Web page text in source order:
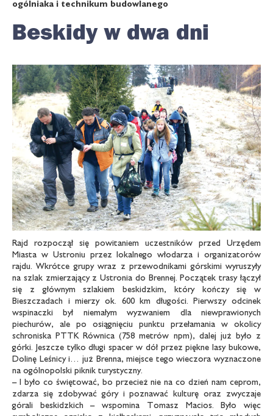
ogólniaka i technikum budowlanego
Beskidy w dwa dni
Rajd rozpoczął się powitaniem uczestników przed Urzędem
Miasta w Ustroniu przez lokalnego włodarza i organizatorów
rajdu. Wkrótce grupy wraz z przewodnikami górskimi wyruszyły
na szlak zmierzający z Ustronia do Brennej. Początek trasy łączył
się z głównym szlakiem beskidzkim, który kończy się w
Bieszczadach i mierzy ok. 600 km długości. Pierwszy odcinek
wspinaczki był niemałym wyzwaniem dla niewprawionych
piechurów, ale po osiągnięciu punktu przełamania w okolicy
schroniska PTTK Równica (758 metrów npm), dalej już było z
górki. Jeszcze tylko długi spacer w dół przez piękne lasy bukowe,
Dolinę Leśnicy i… już Brenna, miejsce tego wieczora wyznaczone
na ogólnopolski piknik turystyczny.
– I było co świętować, bo przecież nie na co dzień nam ceprom,
zdarza się zdobywać góry i poznawać kulturę oraz zwyczaje
górali beskidzkich – wspomina Tomasz Macios. Było więc